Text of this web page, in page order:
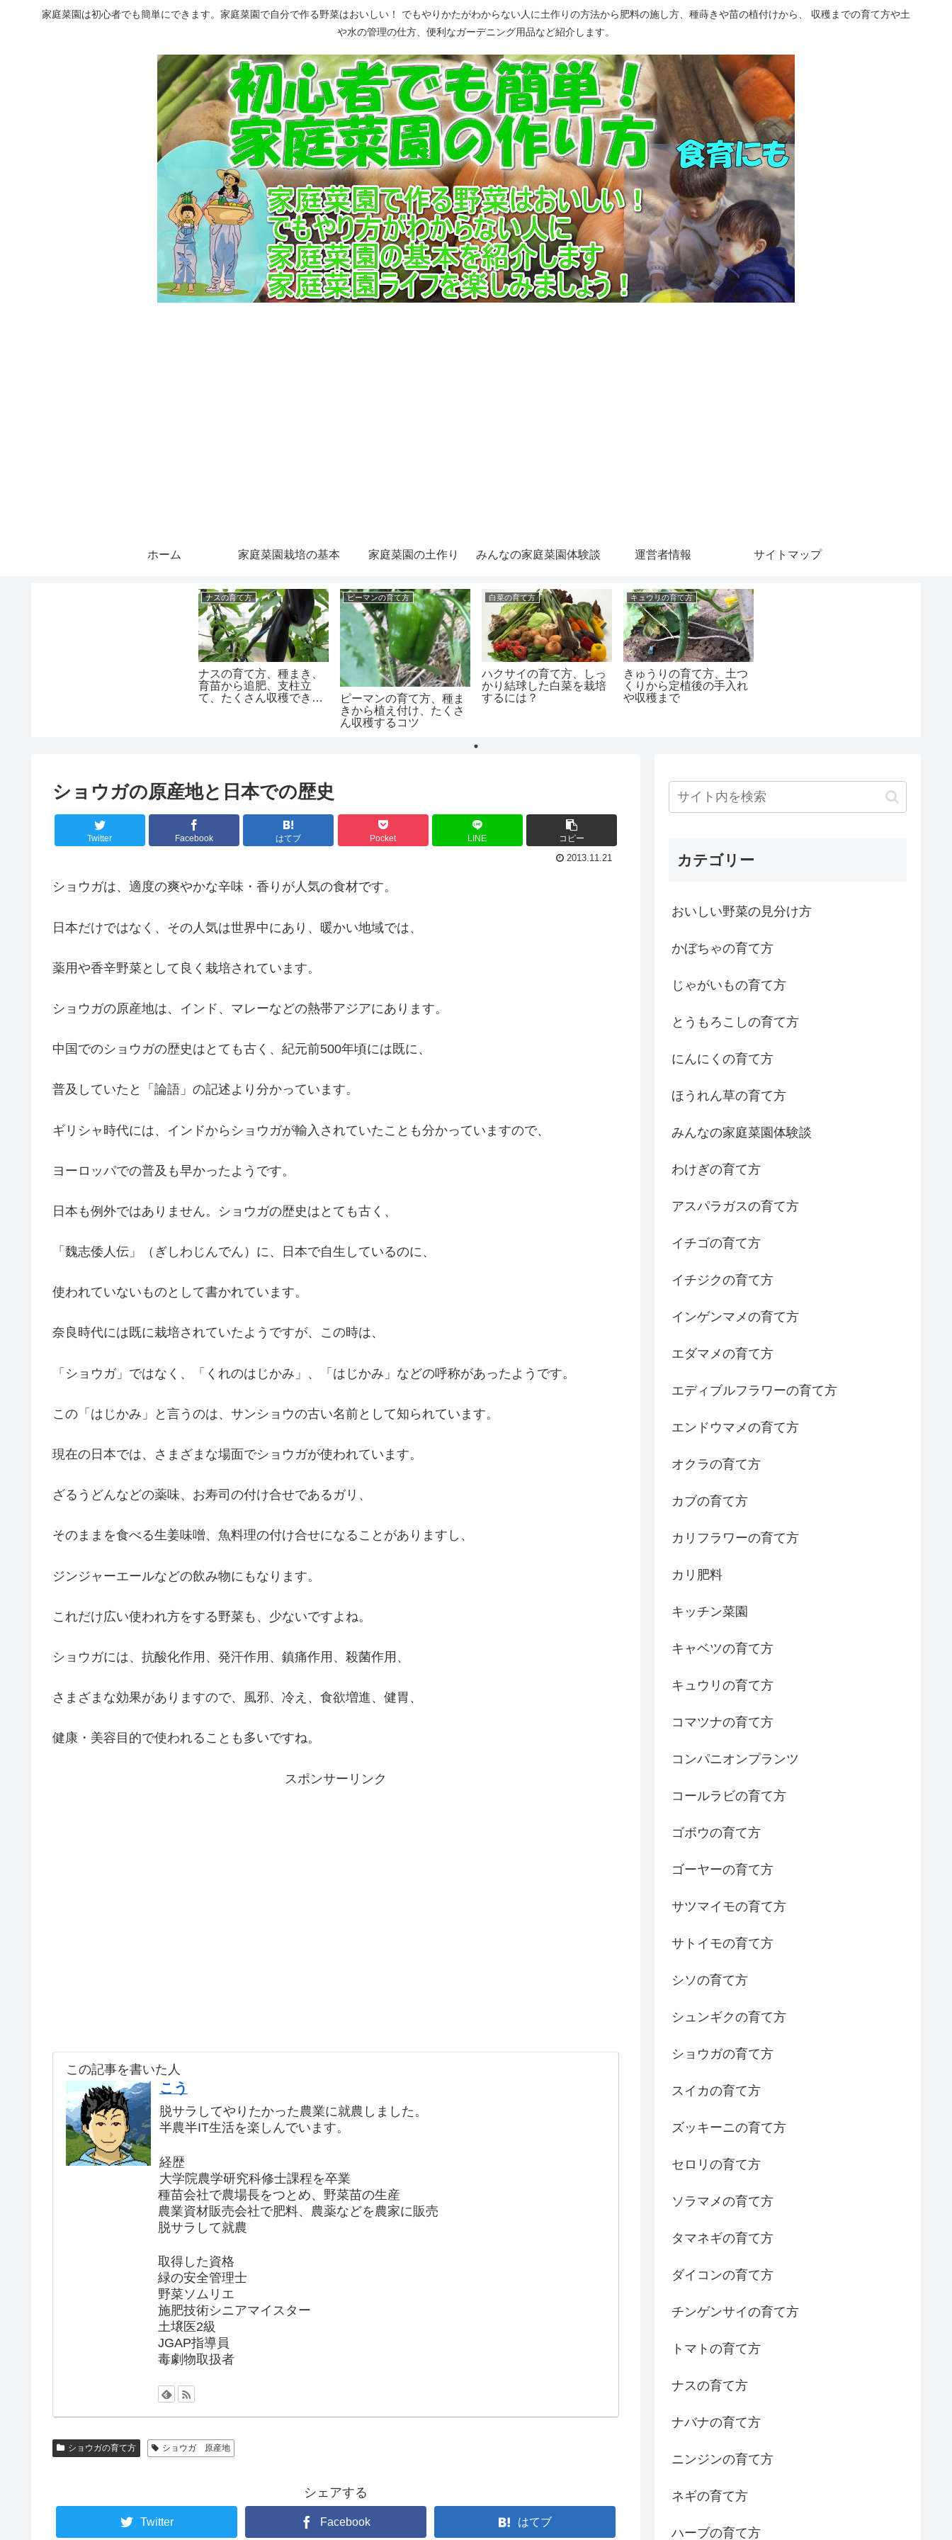
家庭菜園は初心者でも簡単にできます。家庭菜園で自分で作る野菜はおいしい！ でもやりかたがわからない人に土作りの方法から肥料の施し方、種蒔きや苗の植付けから、 収穫までの育て方や土
や水の管理の仕方、便利なガーデニング用品など紹介します。
ホーム 家庭菜園栽培の基本 家庭菜園の土作り みんなの家庭菜園体験談 運営者情報 サイトマップ
ナスの育て方
ナスの育て方、種まき、
育苗から追肥、支柱立
て、たくさん収穫できる
ピーマンの育て方
ピーマンの育て方、種ま
きから植え付け、たくさ
ん収穫するコツ
白菜の育て方
ハクサイの育て方、しっ
かり結球した白菜を栽培
するには？
キュウリの育て方
きゅうりの育て方、土つ
くりから定植後の手入れ
や収穫まで
ショウガの原産地と日本での歴史
Twitter Facebook はてブ Pocket LINE コピー
2013.11.21
ショウガは、適度の爽やかな辛味・香りが人気の食材です。
日本だけではなく、その人気は世界中にあり、暖かい地域では、
薬用や香辛野菜として良く栽培されています。
ショウガの原産地は、インド、マレーなどの熱帯アジアにあります。
中国でのショウガの歴史はとても古く、紀元前500年頃には既に、
普及していたと「論語」の記述より分かっています。
ギリシャ時代には、インドからショウガが輸入されていたことも分かっていますので、
ヨーロッパでの普及も早かったようです。
日本も例外ではありません。ショウガの歴史はとても古く、
「魏志倭人伝」（ぎしわじんでん）に、日本で自生しているのに、
使われていないものとして書かれています。
奈良時代には既に栽培されていたようですが、この時は、
「ショウガ」ではなく、「くれのはじかみ」、「はじかみ」などの呼称があったようです。
この「はじかみ」と言うのは、サンショウの古い名前として知られています。
現在の日本では、さまざまな場面でショウガが使われています。
ざるうどんなどの薬味、お寿司の付け合せであるガリ、
そのままを食べる生姜味噌、魚料理の付け合せになることがありますし、
ジンジャーエールなどの飲み物にもなります。
これだけ広い使われ方をする野菜も、少ないですよね。
ショウガには、抗酸化作用、発汗作用、鎮痛作用、殺菌作用、
さまざまな効果がありますので、風邪、冷え、食欲増進、健胃、
健康・美容目的で使われることも多いですね。
スポンサーリンク
この記事を書いた人
こう
脱サラしてやりたかった農業に就農しました。
半農半IT生活を楽しんでいます。
経歴
大学院農学研究科修士課程を卒業
種苗会社で農場長をつとめ、野菜苗の生産
農業資材販売会社で肥料、農薬などを農家に販売
脱サラして就農
取得した資格
緑の安全管理士
野菜ソムリエ
施肥技術シニアマイスター
土壌医2級
JGAP指導員
毒劇物取扱者
ショウガの育て方 ショウガ 原産地
シェアする
Twitter Facebook はてブ
カテゴリー
おいしい野菜の見分け方
かぼちゃの育て方
じゃがいもの育て方
とうもろこしの育て方
にんにくの育て方
ほうれん草の育て方
みんなの家庭菜園体験談
わけぎの育て方
アスパラガスの育て方
イチゴの育て方
イチジクの育て方
インゲンマメの育て方
エダマメの育て方
エディブルフラワーの育て方
エンドウマメの育て方
オクラの育て方
カブの育て方
カリフラワーの育て方
カリ肥料
キッチン菜園
キャベツの育て方
キュウリの育て方
コマツナの育て方
コンパニオンプランツ
コールラビの育て方
ゴボウの育て方
ゴーヤーの育て方
サツマイモの育て方
サトイモの育て方
シソの育て方
シュンギクの育て方
ショウガの育て方
スイカの育て方
ズッキーニの育て方
セロリの育て方
ソラマメの育て方
タマネギの育て方
ダイコンの育て方
チンゲンサイの育て方
トマトの育て方
ナスの育て方
ナバナの育て方
ニンジンの育て方
ネギの育て方
ハーブの育て方